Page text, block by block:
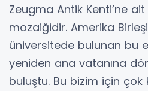
Zeugma Antik Kenti’ne ait
mozaiğidir. Amerika
üniversitede bulunan bu
yeniden ana vatanına
buluştu. Bu bizim için çok